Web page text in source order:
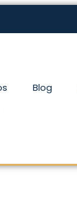
Blog